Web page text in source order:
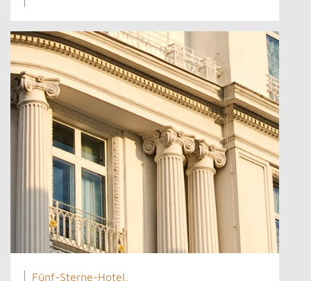
Fünf-Sterne-Hotel,